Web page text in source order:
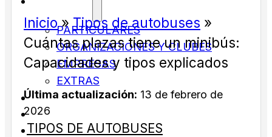
PARTICULARES
ORGANIZACIONES Y CLUBES
EMPRESAS
EXTRAS
FLOTA
BLOG
CONTACTO
Inicio»Tipos de autobuses »
Cuántas plazas tiene un minibús:
Capacidades y tipos explicados
Última actualización: 13 de febrero de
2026
TIPOS DE AUTOBUSES